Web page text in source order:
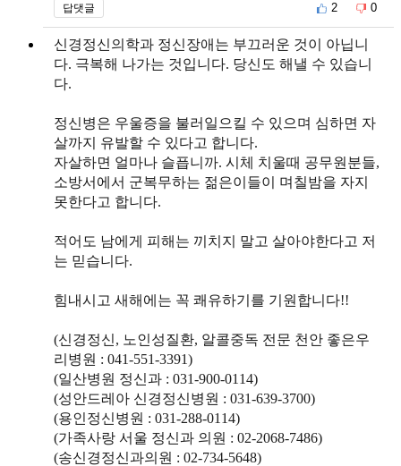
답댓글 2 0
신경정신의학과 정신장애는 부끄러운 것이 아닙니
다. 극복해 나가는 것입니다. 당신도 해낼 수 있습니
다.
정신병은 우울증을 불러일으킬 수 있으며 심하면 자
살까지 유발할 수 있다고 합니다.
자살하면 얼마나 슬픕니까. 시체 치울때 공무원분들,
소방서에서 군복무하는 젊은이들이 며칠밤을 자지
못한다고 합니다.
적어도 남에게 피해는 끼치지 말고 살아야한다고 저
는 믿습니다.
힘내시고 새해에는 꼭 쾌유하기를 기원합니다!!
(신경정신, 노인성질환, 알콜중독 전문 천안 좋은우
리병원 : 041-551-3391)
(일산병원 정신과 : 031-900-0114)
(성안드레아 신경정신병원 : 031-639-3700)
(용인정신병원 : 031-288-0114)
(가족사랑 서울 정신과 의원 : 02-2068-7486)
(송신경정신과의원 : 02-734-5648)